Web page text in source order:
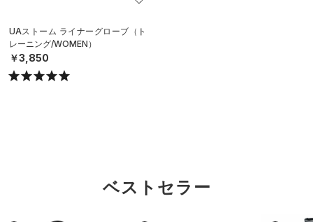
UAストーム ライナーグローブ（ト
レーニング/WOMEN）
￥3,850
ベストセラー